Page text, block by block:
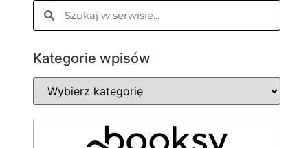
Kategorie wpisów